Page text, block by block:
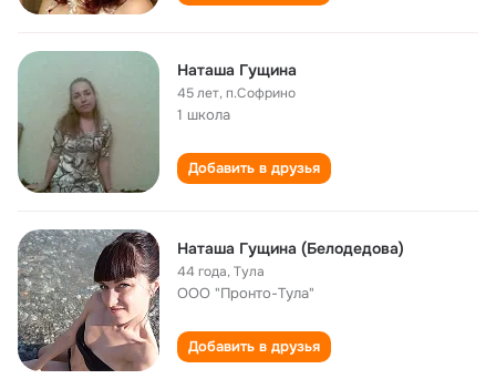
Наташа Гущина
45 лет,п.Софрино
1 школа
Добавить в друзья
Наташа Гущина (Белодедова)
44 года,Тула
ООО "Пронто-Тула"
Добавить в друзья